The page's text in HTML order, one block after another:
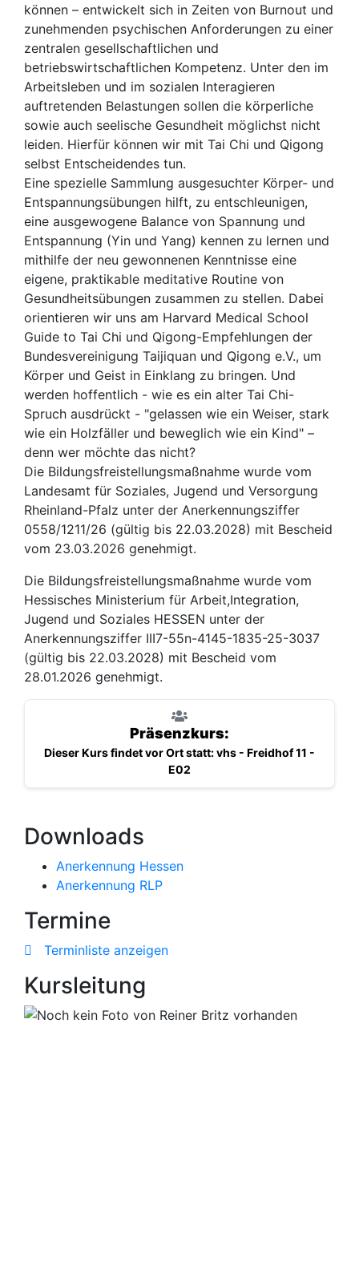
können – entwickelt sich in Zeiten von Burnout und
zunehmenden psychischen Anforderungen zu einer
zentra­len gesellschaftlichen und
betriebswirtschaft­lichen Kompetenz. Unter den im
Arbeitsle­ben und im sozialen Interagieren
auftreten­den Belastungen sollen die körperliche
sowie auch seelische Gesundheit möglichst nicht
leiden. Hierfür können wir mit Tai Chi und Qigong
selbst Entscheidendes tun.
Eine spezielle Sammlung ausgesuchter Kör­per- und
Entspannungsübungen hilft, zu ent­schleunigen,
eine ausgewogene Balance von Spannung und
Entspannung (Yin und Yang) kennen zu lernen und
mithilfe der neu ge­wonnenen Kenntnisse eine
eigene, prakti­kable meditative Routine von
Gesundheits­übungen zusammen zu stellen. Dabei
orien­tieren wir uns am Harvard Medical School
Guide to Tai Chi und Qigong-Empfehlungen der
Bundesvereinigung Taijiquan und Qigong e.V., um
Körper und Geist in Einklang zu brin­gen. Und
werden hoffentlich - wie es ein alter Tai Chi-
Spruch ausdrückt - "gelassen wie ein Weiser, stark
wie ein Holzfäller und beweglich wie ein Kind" –
denn wer möchte das nicht?
Die Bildungsfreistellungsmaßnahme wurde vom
Landesamt für Soziales, Jugend und Versorgung
Rheinland-Pfalz unter der Anerkennungsziffer
0558/1211/26 (gültig bis 22.03.2028) mit Bescheid
vom 23.03.2026 genehmigt.
Die Bildungsfreistellungsmaßnahme wurde vom
Hessisches Ministerium für Arbeit,Integration,
Jugend und Soziales HESSEN unter der
Anerkennungsziffer III7-55n-4145-1835-25-3037
(gültig bis 22.03.2028) mit Bescheid vom
28.01.2026 genehmigt.
Präsenzkurs:
Dieser Kurs findet vor Ort statt: vhs - Freidhof 11 -
E02
Downloads
Anerkennung Hessen
Anerkennung RLP
Termine
Terminliste anzeigen
Kursleitung